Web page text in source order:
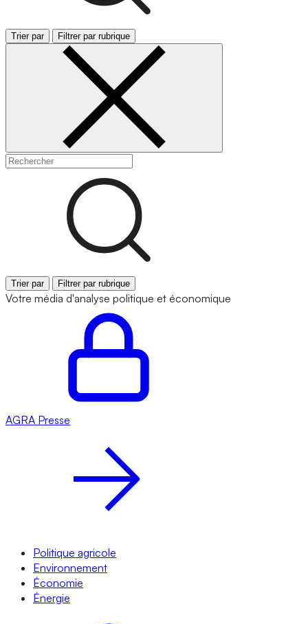
Trier par Filtrer par rubrique
Trier par Filtrer par rubrique
Votre média d'analyse politique et économique
AGRA Presse
Politique agricole
Environnement
Économie
Énergie